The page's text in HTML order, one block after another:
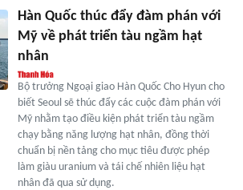
Hàn Quốc thúc đẩy đàm phán với
Mỹ về phát triển tàu ngầm hạt
nhân
Bộ trưởng Ngoại giao Hàn Quốc Cho Hyun cho
biết Seoul sẽ thúc đẩy các cuộc đàm phán với
Mỹ nhằm tạo điều kiện phát triển tàu ngầm
chạy bằng năng lượng hạt nhân, đồng thời
chuẩn bị nền tảng cho mục tiêu được phép
làm giàu uranium và tái chế nhiên liệu hạt
nhân đã qua sử dụng.